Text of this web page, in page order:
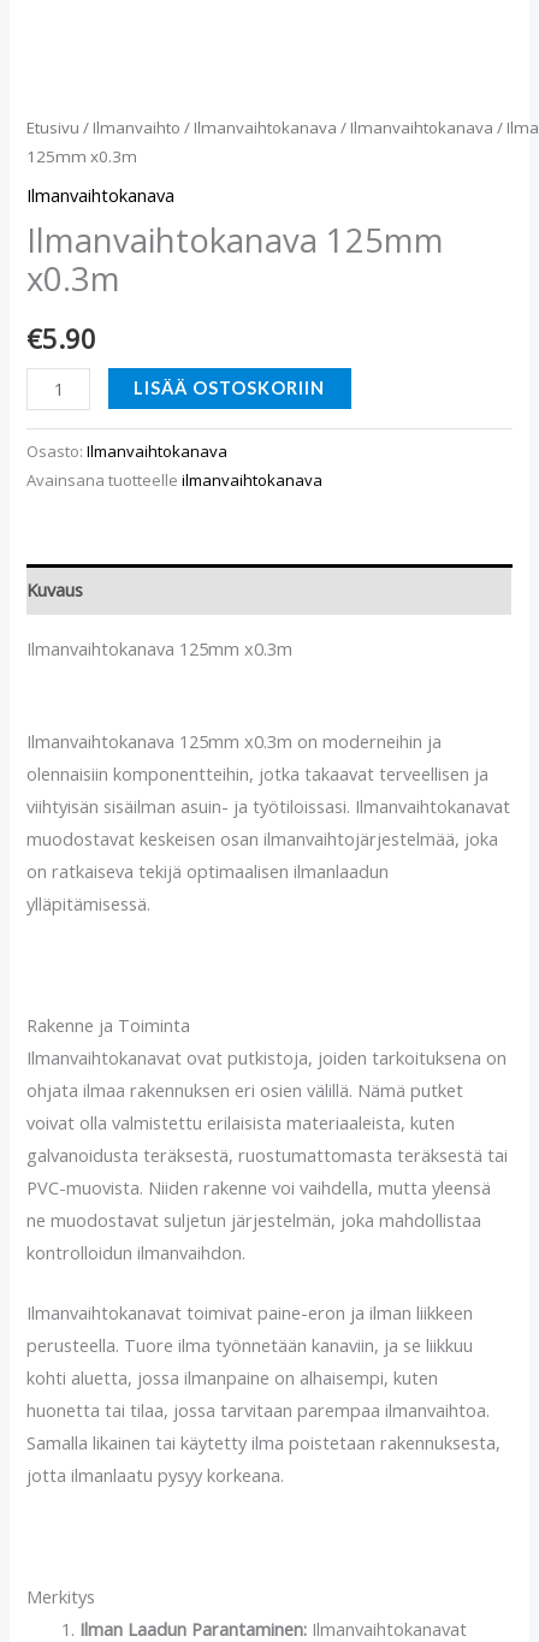
Etusivu / Ilmanvaihto / Ilmanvaihtokanava / Ilmanvaihtokanava /
125mm x0.3m
Ilmanvaihtokanava
Ilmanvaihtokanava 125mm
x0.3m
€5.90
LISÄÄ OSTOSKORIIN
Osasto:Ilmanvaihtokanava
Avainsana tuotteelleilmanvaihtokanava
Kuvaus
Ilmanvaihtokanava 125mm x0.3m
Ilmanvaihtokanava 125mm x0.3m on moderneihin ja
olennaisiin komponentteihin, jotka takaavat terveellisen ja
viihtyisän sisäilman asuin- ja työtiloissasi. Ilmanvaihtokanavat
muodostavat keskeisen osan ilmanvaihtojärjestelmää, joka
on ratkaiseva tekijä optimaalisen ilmanlaadun
ylläpitämisessä.
Rakenne ja Toiminta
Ilmanvaihtokanavat ovat putkistoja, joiden tarkoituksena on
ohjata ilmaa rakennuksen eri osien välillä. Nämä putket
voivat olla valmistettu erilaisista materiaaleista, kuten
galvanoidusta teräksestä, ruostumattomasta teräksestä tai
PVC-muovista. Niiden rakenne voi vaihdella, mutta yleensä
ne muodostavat suljetun järjestelmän, joka mahdollistaa
kontrolloidun ilmanvaihdon.
Ilmanvaihtokanavat toimivat paine-eron ja ilman liikkeen
perusteella. Tuore ilma työnnetään kanaviin, ja se liikkuu
kohti aluetta, jossa ilmanpaine on alhaisempi, kuten
huonetta tai tilaa, jossa tarvitaan parempaa ilmanvaihtoa.
Samalla likainen tai käytetty ilma poistetaan rakennuksesta,
jotta ilmanlaatu pysyy korkeana.
Merkitys
Ilman Laadun Parantaminen: Ilmanvaihtokanavat